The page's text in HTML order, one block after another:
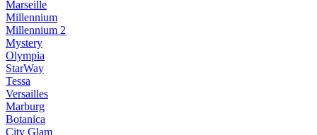
Marseille
Millennium
Millennium 2
Mystery
Olympia
StarWay
Tessa
Versailles
Marburg
Botanica
City Glam